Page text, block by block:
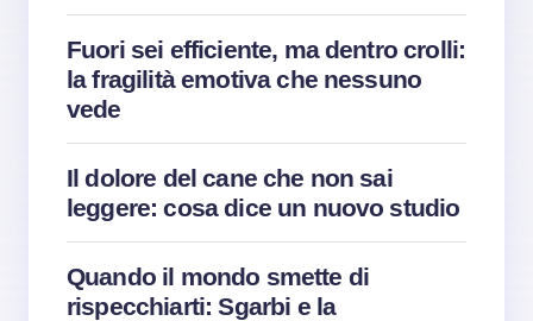
Fuori sei efficiente, ma dentro crolli:
la fragilità emotiva che nessuno
vede
Il dolore del cane che non sai
leggere: cosa dice un nuovo studio
Quando il mondo smette di
rispecchiarti: Sgarbi e la